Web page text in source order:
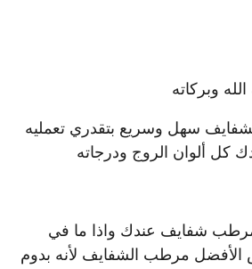
وبركاته
سهل وسريع بتقدري تعمليه
كل ألوان الروج ودرجاته
شفايف عندك واذا ما في
الأفضل مرطب الشفايف لأنه بدوم